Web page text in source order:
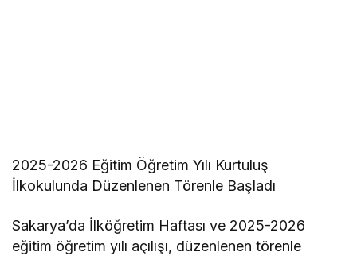
2025-2026 Eğitim Öğretim Yılı Kurtuluş
İlkokulunda Düzenlenen Törenle Başladı
Sakarya’da İlköğretim Haftası ve 2025-2026
eğitim öğretim yılı açılışı, düzenlenen törenle